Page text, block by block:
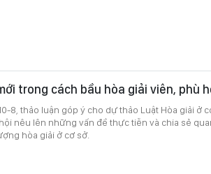
trong cách bầu hòa giải viên, phù
8, thảo luận góp ý cho dự thảo Luật Hòa giải ở
nêu lên những vấn đề thực tiễn và chia sẻ
hòa giải ở cơ sở.